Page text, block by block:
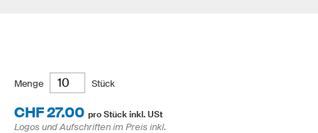
Menge Stück
CHF 27.00 pro Stück inkl. USt
Logos und Aufschriften im Preis inkl.